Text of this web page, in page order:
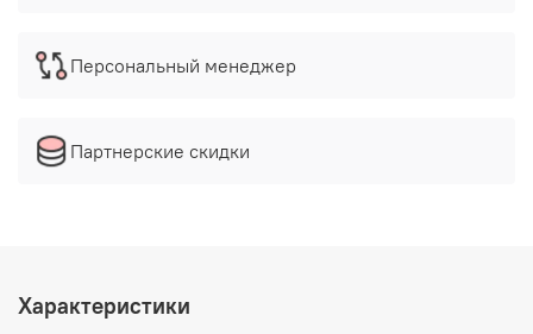
Персональный менеджер
Партнерские скидки
Характеристики